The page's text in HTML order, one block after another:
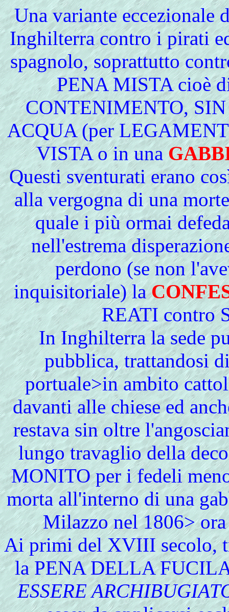
Unavariante eccezionale
Inghilterra contro i pirati
spagnolo, soprattutto
PENA MISTA cioè
CONTENIMENTO,
ACQUA (per
VISTA o in una
Questi sventurati erano
alla vergogna di una
quale i più ormai
nell'estrema
perdono (se non
inquisitoriale) la
REATI contro
In Inghilterra la sede
pubblica, trattandosi
portuale>in ambito
davanti alle chiese ed
restava sin oltre
lungo travaglio della
MONITO per i fedeli
morta all'interno di una
Milazzo nel 1806>
Aiprimi del XVIII secolo,
la PENA DELLA
ESSERE